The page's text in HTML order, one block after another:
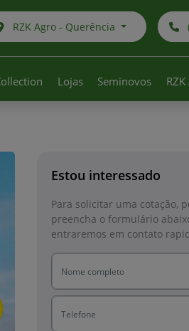
RZK Agro - Querência
Lojas Seminovos
Estou interessado
Para solicitar uma cotação,
preencha o formulário
entraremos em contato